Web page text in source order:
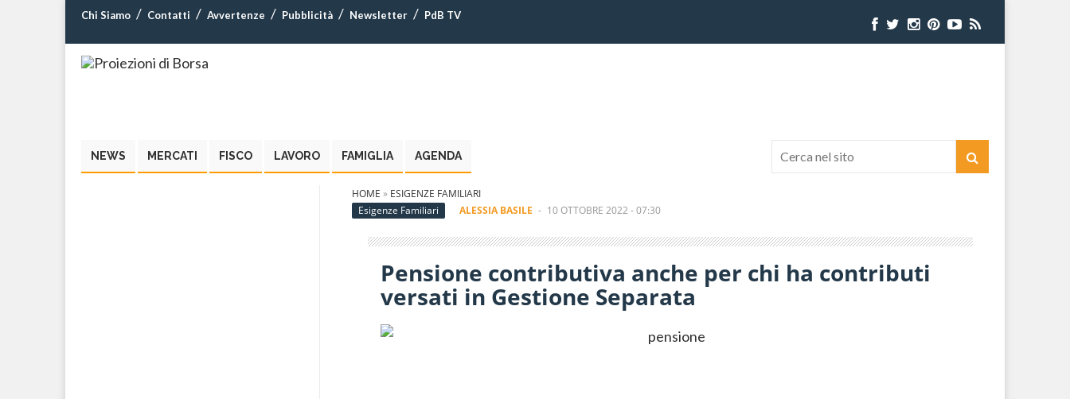
Chi Siamo Contatti Avvertenze Pubblicità Newsletter PdB TV
NEWS MERCATI FISCO LAVORO FAMIGLIA AGENDA
HOME » ESIGENZE FAMILIARI
Esigenze Familiari
ALESSIA BASILE - 10 OTTOBRE 2022 - 07:30
Pensione contributiva anche per chi ha contributi
versati in Gestione Separata